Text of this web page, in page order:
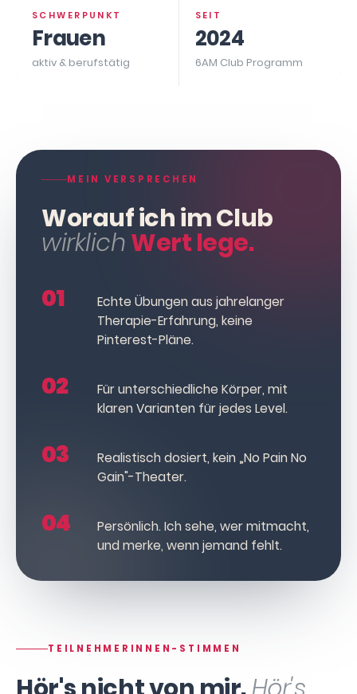
SCHWERPUNKT
Frauen
aktiv & berufstätig
SEIT
2024
6AM Club Programm
MEIN VERSPRECHEN
Worauf ich im Club
wirklichWert lege.
01
Echte Übungen aus jahrelanger
Therapie-Erfahrung, keine
Pinterest-Pläne.
02
Für unterschiedliche Körper, mit
klaren Varianten für jedes Level.
03
Realistisch dosiert, kein „No Pain No
Gain"-Theater.
04
Persönlich. Ich sehe, wer mitmacht,
und merke, wenn jemand fehlt.
TEILNEHMERINNEN-STIMMEN